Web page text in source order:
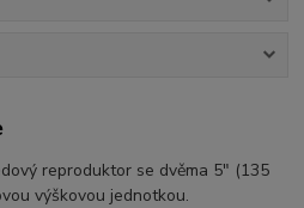
reproduktor se dvěma 5″ (135
výškovou jednotkou.